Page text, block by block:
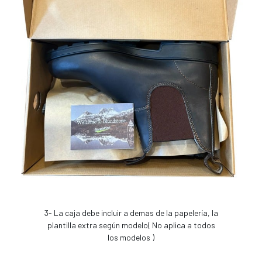
3- La caja debe incluir a demas de la papelería, la
plantilla extra según modelo( No aplica a todos
los modelos )